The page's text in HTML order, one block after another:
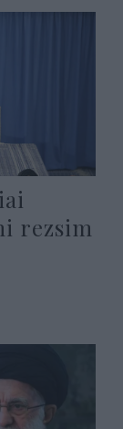
rezsim